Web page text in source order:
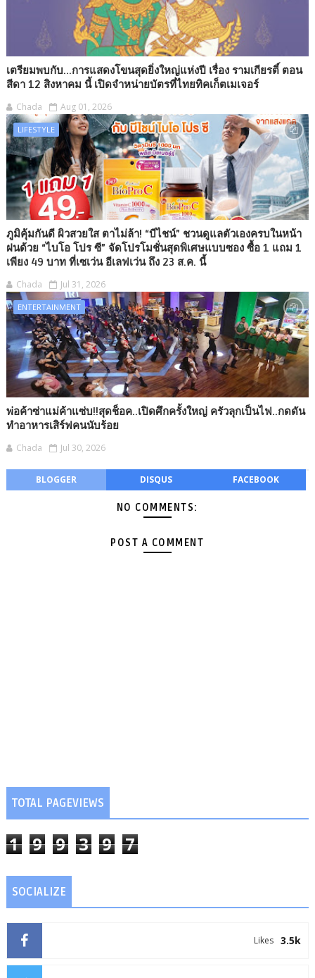
เตรียมพบกับ...การแสดงโขนสุดยิ่งใหญ่แห่งปี เรื่อง รามเกียรติ์ ตอน
สีดา 12 สิงหาคม นี้ เปิดจำหน่ายบัตรที่ไทยทิคเก็ตเมเจอร์
Chada Aug 01, 2026
LIFESTYLE
ภูมิคุ้มกันดี ผิวสวยใส ตาไม่ล้า! “บีไชน์” ชวนดูแลตัวเองครบในหน้า
ฝนด้วย “ไบโอ โปร ซี” จัดโปรโมชั่นสุดพิเศษแบบซอง ซื้อ 1 แถม 1
เพียง 49 บาท ที่เซเว่น อีเลฟเว่น ถึง 23 ส.ค. นี้
Chada Jul 31, 2026
ENTERTAINMENT
พ่อค้าซ่าแม่ค้าแซ่บ!!สุดช็อค..เปิดศึกครั้งใหญ่ ครัวลุกเป็นไฟ..กดดัน
ทำอาหารเสิร์ฟคนนับร้อย
Chada Jul 30, 2026
BLOGGER DISQUS FACEBOOK
NO COMMENTS:
POST A COMMENT
TOTAL PAGEVIEWS
1 9 9 3 9 7
SOCIALIZE
3.5k
Likes